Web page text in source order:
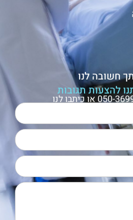
חשובה לנו
להצעות תגובות